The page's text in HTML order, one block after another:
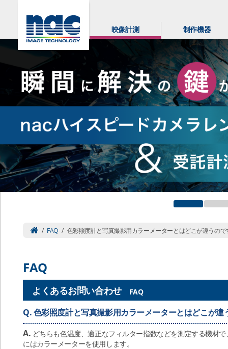
映像計測 制作機器
/ FAQ / 色彩照度計と写真撮影用カラーメーターとはどこが違うので
FAQ
よくあるお問い合わせ FAQ
Q.色彩照度計と写真撮影用カラーメーターとはどこが違
A. どちらも色温度、適正なフィルター指数などを測定する機材
にはカラーメーターを使用します。